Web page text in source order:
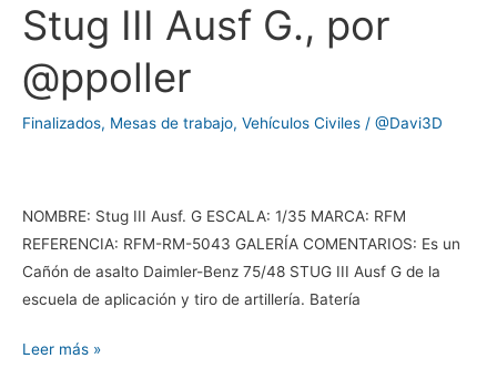
Stug III Ausf G., por
@ppoller
Finalizados, Mesas de trabajo, Vehículos Civiles / @Davi3D
NOMBRE: Stug III Ausf. G ESCALA: 1/35 MARCA: RFM
REFERENCIA: RFM-RM-5043 GALERÍA COMENTARIOS: Es un
Cañón de asalto Daimler-Benz 75/48 STUG III Ausf G de la
escuela de aplicación y tiro de artillería. Batería
Stug
III
Ausf
G.,
por
Leer más »